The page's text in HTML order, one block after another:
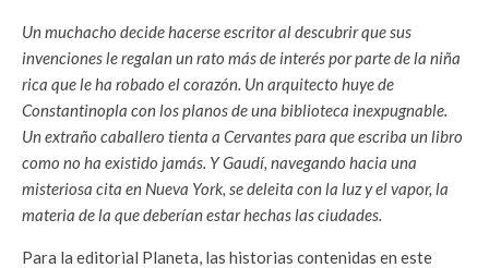
Un muchacho decide hacerse escritor al descubrir que sus
invenciones le regalan un rato más de interés por parte de la niña
rica que le ha robado el corazón. Un arquitecto huye de
Constantinopla con los planos de una biblioteca inexpugnable.
Un extraño caballero tienta a Cervantes para que escriba un libro
como no ha existido jamás. Y Gaudí, navegando hacia una
misteriosa cita en Nueva York, se deleita con la luz y el vapor, la
materia de la que deberían estar hechas las ciudades.
Para la editorial Planeta, las historias contenidas en este